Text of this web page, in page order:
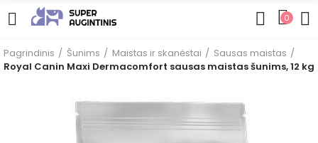
0
Pagrindinis Šunims Maistas ir skanėstai
Sausas maistas
Royal Canin Maxi Dermacomfort sausas maistas šunims, 12 kg